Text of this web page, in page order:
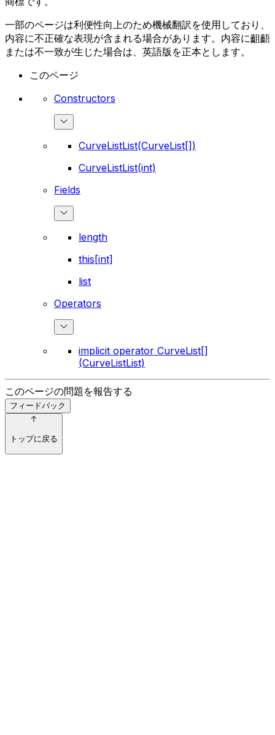
一部のページは利便性向上のため機械翻訳を使用しており、
内容に不正確な表現が含まれる場合があります。内容に齟齬
または不一致が生じた場合は、英語版を正本とします。
このページ
Constructors
CurveListList(CurveList[])
CurveListList(int)
Fields
length
this[int]
list
Operators
implicit operator CurveList[]
(CurveListList)
このページの問題を報告する
フィードバック
トップに戻る